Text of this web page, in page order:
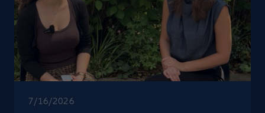
7/16/2026